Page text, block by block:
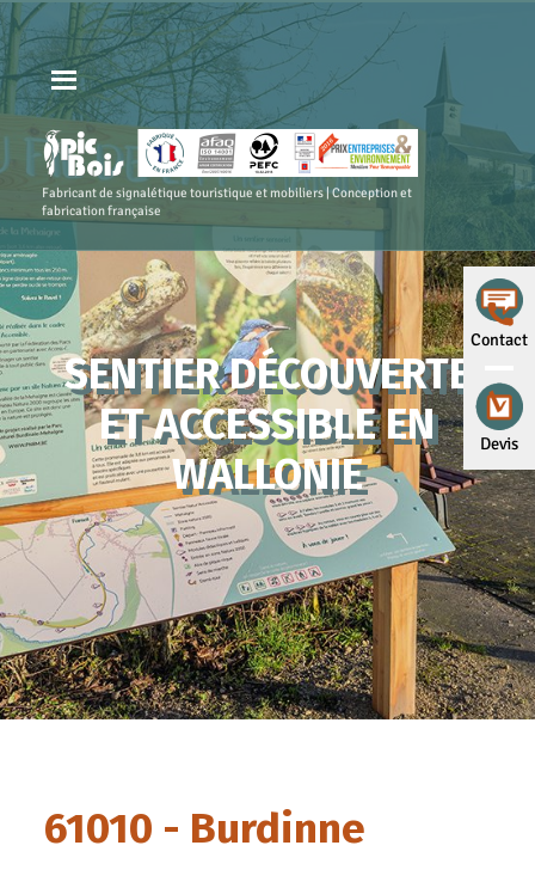
Contact
Devis
Fabricant de signalétique touristique et mobiliers | Conception et
fabrication française
SENTIER DÉCOUVERTE
ET ACCESSIBLE EN
WALLONIE
61010 - Burdinne